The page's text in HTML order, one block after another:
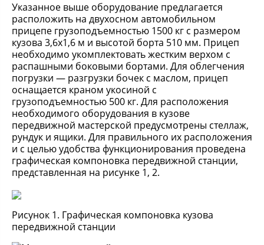
Указанное выше оборудование предлагается
расположить на двухосном автомобильном
прицепе грузоподъемностью 1500 кг с размером
кузова 3,6х1,6 м и высотой борта 510 мм. Прицеп
необходимо укомплектовать жестким верхом с
распашными боковыми бортами. Для облегчения
погрузки — разгрузки бочек с маслом, прицеп
оснащается краном укосиной с
грузоподъемностью 500 кг. Для расположения
необходимого оборудования в кузове
передвижной мастерской предусмотрены стеллаж,
рундук и ящики. Для правильного их расположения
и с целью удобства функционирования проведена
графическая компоновка передвижной станции,
представленная на рисунке 1, 2.
Рисунок 1. Графическая компоновка кузова
передвижной станции